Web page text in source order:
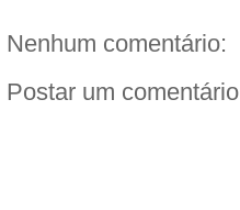
Nenhum comentário:
Postar um comentário